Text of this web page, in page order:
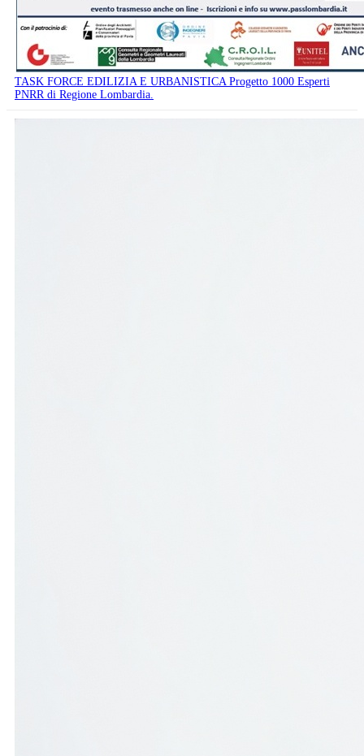
TASK FORCE EDILIZIA E URBANISTICA Progetto 1000 Esperti
PNRR di Regione Lombardia.